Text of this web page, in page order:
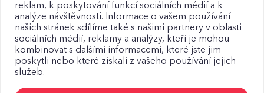
Web map
Privacy Policy
reklam, k poskytování funkcí sociálních médií a k
analýze návštěvnosti. Informace o vašem používání
našich stránek sdílíme také s našimi partnery v oblasti
sociálních médií, reklamy a analýzy, kteří je mohou
kombinovat s dalšími informacemi, které jste jim
poskytli nebo které získali z vašeho používání jejich
služeb.